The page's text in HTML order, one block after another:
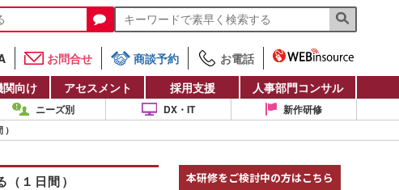
お問合せ 商談予約
お電話
向け アセスメント 採用支援 人事部門コンサル
ニーズ別 DX・IT 新作研修
１日間） 本研修をご検討中の方はこちら